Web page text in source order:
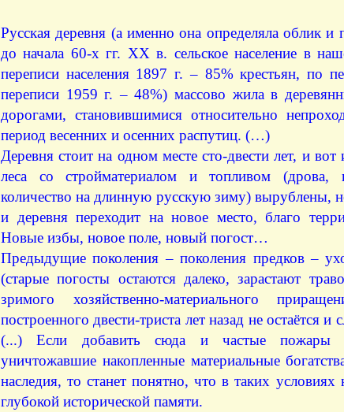
Русская деревня (а именно она определяла облик и
до начала 60-х гг. XX в. сельское население в
переписи населения 1897 г. – 85% крестьян, по
переписи 1959 г. – 48%) массово жила в
дорогами, становившимися относительно
период весенних и осенних распутиц. (…)
Деревня стоит на одном месте сто-двести лет, и
леса со стройматериалом и топливом (дрова,
количество на длинную русскую зиму) вырублены,
и деревня переходит на новое место, благо
Новые избы, новое поле, новый погост…
Предыдущие поколения – поколения предков –
(старые погосты остаются далеко, зарастают
зримого хозяйственно-материального
построенного двести-триста лет назад не остаётся
(...) Если добавить сюда и частые пожары
уничтожавшие накопленные материальные
наследия, то станет понятно, что в таких
глубокой исторической памяти.